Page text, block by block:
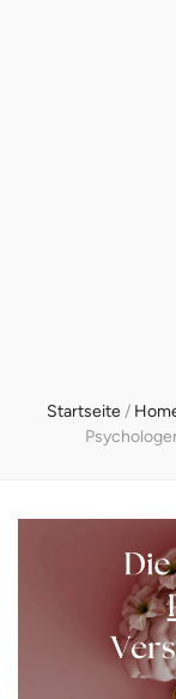
Startseite /